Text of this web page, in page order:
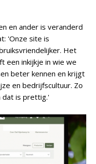
en ander is veranderd
'Onze site is
Het
een inkijkje in wie we
beter kennen en krijgt
en bedrijfscultuur. Zo
dat is prettig.'